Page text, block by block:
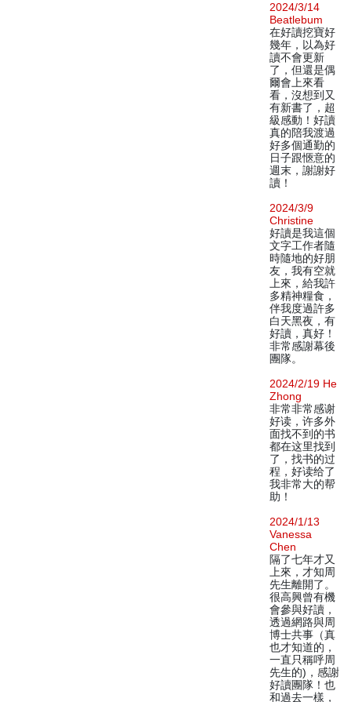
2024/3/14
Beatlebum
在好讀挖寶好
幾年，以為好
讀不會更新
了，但還是偶
爾會上來看
看，沒想到又
有新書了，超
級感動！好讀
真的陪我渡過
好多個通勤的
日子跟愜意的
週末，謝謝好
讀！
2024/3/9
Christine
好讀是我這個
文字工作者隨
時隨地的好朋
友，我有空就
上來，給我許
多精神糧食，
伴我度過許多
白天黑夜，有
好讀，真好！
非常感謝幕後
團隊。
2024/2/19 He
Zhong
非常非常感谢
好读，许多外
面找不到的书
都在这里找到
了，找书的过
程，好读给了
我非常大的帮
助！
2024/1/13
Vanessa
Chen
隔了七年才又
上來，才知周
先生離開了。
很高興曾有機
會參與好讀，
透過網路與周
博士共事（真
也才知道的，
一直只稱呼周
先生的)，感謝
好讀團隊！也
和過去一樣，